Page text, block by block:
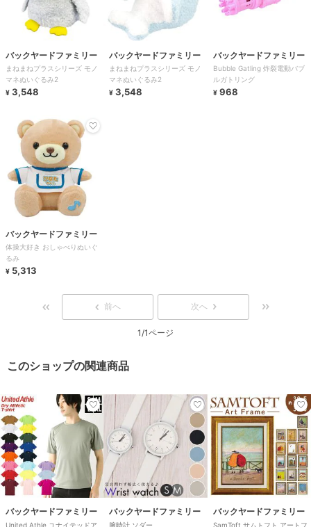
バックヤードファミリー
まねまねプラスシリーズ モノ
マネぬいぐるみ2
¥ 3,548
バックヤードファミリー
まねまねプラスシリーズ モノ
マネぬいぐるみ2
¥ 3,548
バックヤードファミリー
Bubble Gatling 炸裂電動バブ
ルガトリング
¥ 968
バックヤードファミリー
体操大好き おしゃべりぬいぐ
るみ
¥ 5,313
前へ 次へ
1/1ページ
このショップの関連商品
バックヤードファミリー
United Athle ユナイテッドア
バックヤードファミリー
腕時計 ソダー
バックヤードファミリー
SamToft サムトフト アートフ